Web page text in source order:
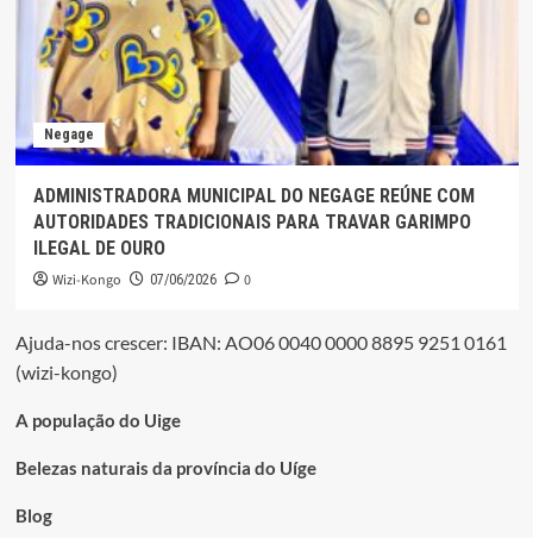
Negage
ADMINISTRADORA MUNICIPAL DO NEGAGE REÚNE COM
AUTORIDADES TRADICIONAIS PARA TRAVAR GARIMPO
ILEGAL DE OURO
Wizi-Kongo 07/06/2026 0
Ajuda-nos crescer: IBAN: AO06 0040 0000 8895 9251 0161
(wizi-kongo)
A população do Uige
Belezas naturais da província do Uíge
Blog